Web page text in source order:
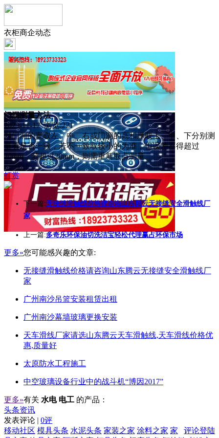
衣柜商企动态
门洞测量方法
2023-11-17 浏览:221
对门洞的宽取左、中、右或门洞的高和厚取上、中、下分别测
量看是否一致，若不一致取较小的为准，但误差不得超过
20mm，若超过20mm，则需重新取点测量。
打赏
下一篇:无接缝滑触线价格请咨询山东腾云无接缝安全滑触线厂
家
上一篇:多奇乐环保油切洗洁宝轻松代理赢占环保市场
更多»您可能感兴趣的文章:
无接缝滑触线价格请咨询山东腾云无接缝安全滑触线厂
家
广州南沙吊篮安装租赁出租
广州南沙幕墙玻璃更换安装
天车滑线厂家请选山东腾云天车滑触线,天车滑线价格优
惠,质量好
太原防水工程施工
中空玻璃设备行业中的战斗机“博因2017”
更多»有关 水电 电工 的产品：
头条资讯
发表评论 | 0评
评论登陆
移动社区 模具头条 水泥头条 家装之家 涂料之家 家